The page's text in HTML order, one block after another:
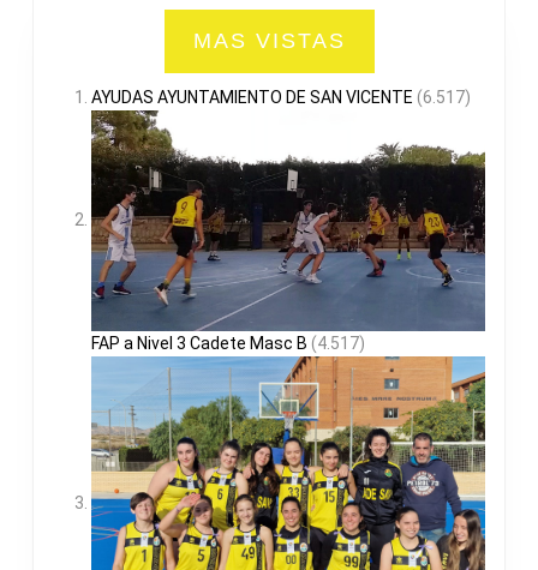
MAS VISTAS
AYUDAS AYUNTAMIENTO DE SAN VICENTE (6.517)
FAP a Nivel 3 Cadete Masc B (4.517)